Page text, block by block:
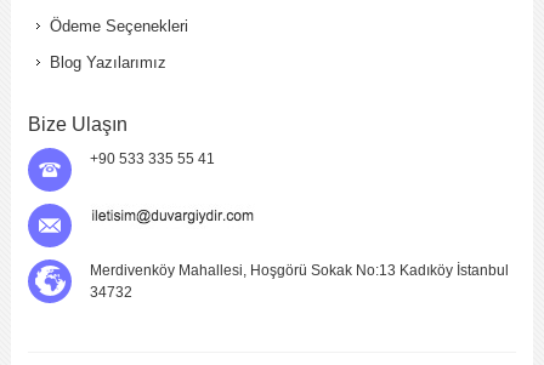
Ödeme Seçenekleri
Blog Yazılarımız
Bize Ulaşın
+90 533 335 55 41
Merdivenköy Mahallesi, Hoşgörü Sokak No:13 Kadıköy İstanbul
34732